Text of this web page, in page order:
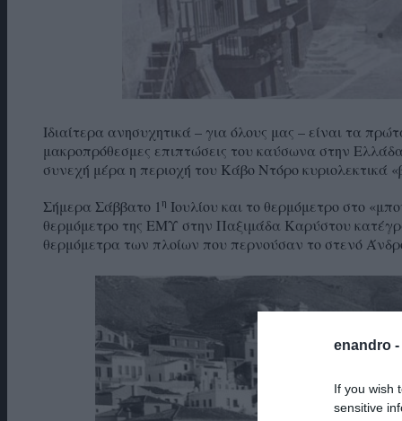
enandro -
If you wish
sensitive
Ιδιαίτερα ανησυχητικά – για όλους μας – είναι τα
μακροπρόθεσμες επιπτώσεις του καύσωνα στην
συνεχή μέρα η περιοχή του Κάβο Ντόρο κυριολεκτικά
Σήμερα Σάββατο 1 η Ιουλίου και το θερμόμετρο στο
θερμόμετρο της ΕΜΥ στην Παξιμάδα Καρύστου
θερμόμετρα των πλοίων που περνούσαν το στενό